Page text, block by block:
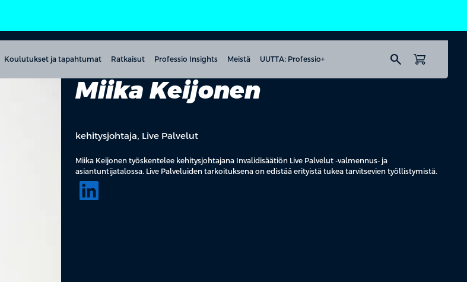
Koulutukset ja tapahtumat Ratkaisut Professio Insights Meistä UUTTA: Professio+ search
Miika Keijonen
kehitysjohtaja, Live Palvelut
Miika Keijonen työskentelee kehitysjohtajana Invalidisäätiön Live Palvelut -valmennus- ja
asiantuntijatalossa. Live Palveluiden tarkoituksena on edistää erityistä tukea tarvitsevien työllistymistä.